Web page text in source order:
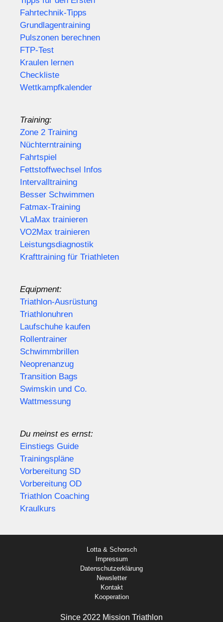
Fahrtechnik-Tipps
Grundlagentraining
Pulszonen berechnen
FTP-Test
Kraulen lernen
Checkliste
Wettkampfkalender
Training:
Zone 2 Training
Nüchterntraining
Fahrtspiel
Fettstoffwechsel Infos
Intervalltraining
Besser Schwimmen
Fatmax-Training
VLaMax trainieren
VO2Max trainieren
Leistungsdiagnostik
Krafttraining für Triathleten
Equipment:
Triathlon-Ausrüstung
Triathlonuhren
Laufschuhe kaufen
Rollentrainer
Schwimmbrillen
Neoprenanzug
Transition Bags
Swimskin und Co.
Wattmessung
Du meinst es ernst:
Einstiegs Guide
Trainingspläne
Vorbereitung SD
Vorbereitung OD
Triathlon Coaching
Kraulkurs
Lotta & Schorsch
Impressum
Datenschutzerklärung
Newsletter
Kontakt
Kooperation
Since 2022 Mission Triathlon